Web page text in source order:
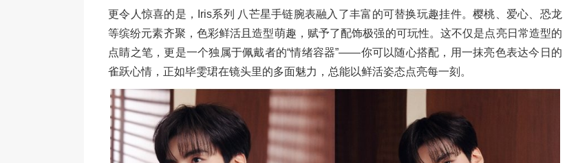
更令人惊喜的是，Iris系列 八芒星手链腕表融入了丰富的可替换玩趣挂件。樱桃、爱心、恐龙
等缤纷元素齐聚，色彩鲜活且造型萌趣，赋予了配饰极强的可玩性。这不仅是点亮日常造型的
点睛之笔，更是一个独属于佩戴者的“情绪容器”——你可以随心搭配，用一抹亮色表达今日的
雀跃心情，正如毕雯珺在镜头里的多面魅力，总能以鲜活姿态点亮每一刻。